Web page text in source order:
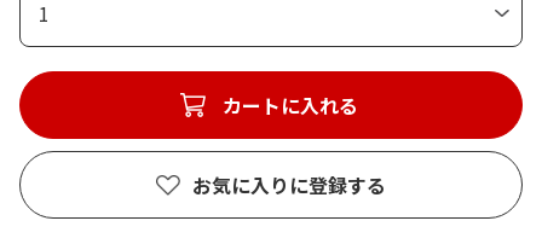
1
カートに入れる
お気に入りに登録する